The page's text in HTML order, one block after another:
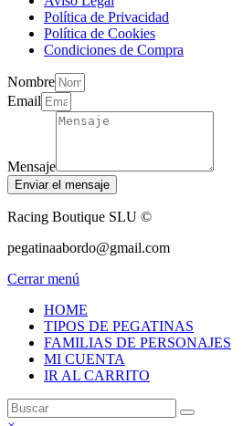
Política de Privacidad
Política de Cookies
Condiciones de Compra
Nombre
Email
Mensaje
Enviar el mensaje
Racing Boutique SLU ©
pegatinaabordo@gmail.com
Cerrar menú
HOME
TIPOS DE PEGATINAS
FAMILIAS DE PERSONAJES
MI CUENTA
IR AL CARRITO